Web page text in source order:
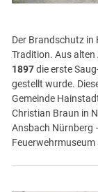
Der Brandschutz
Tradition. Aus
1897die erste
gestellt wurde.
Gemeinde
Christian Braun in
Ansbach Nürnberg